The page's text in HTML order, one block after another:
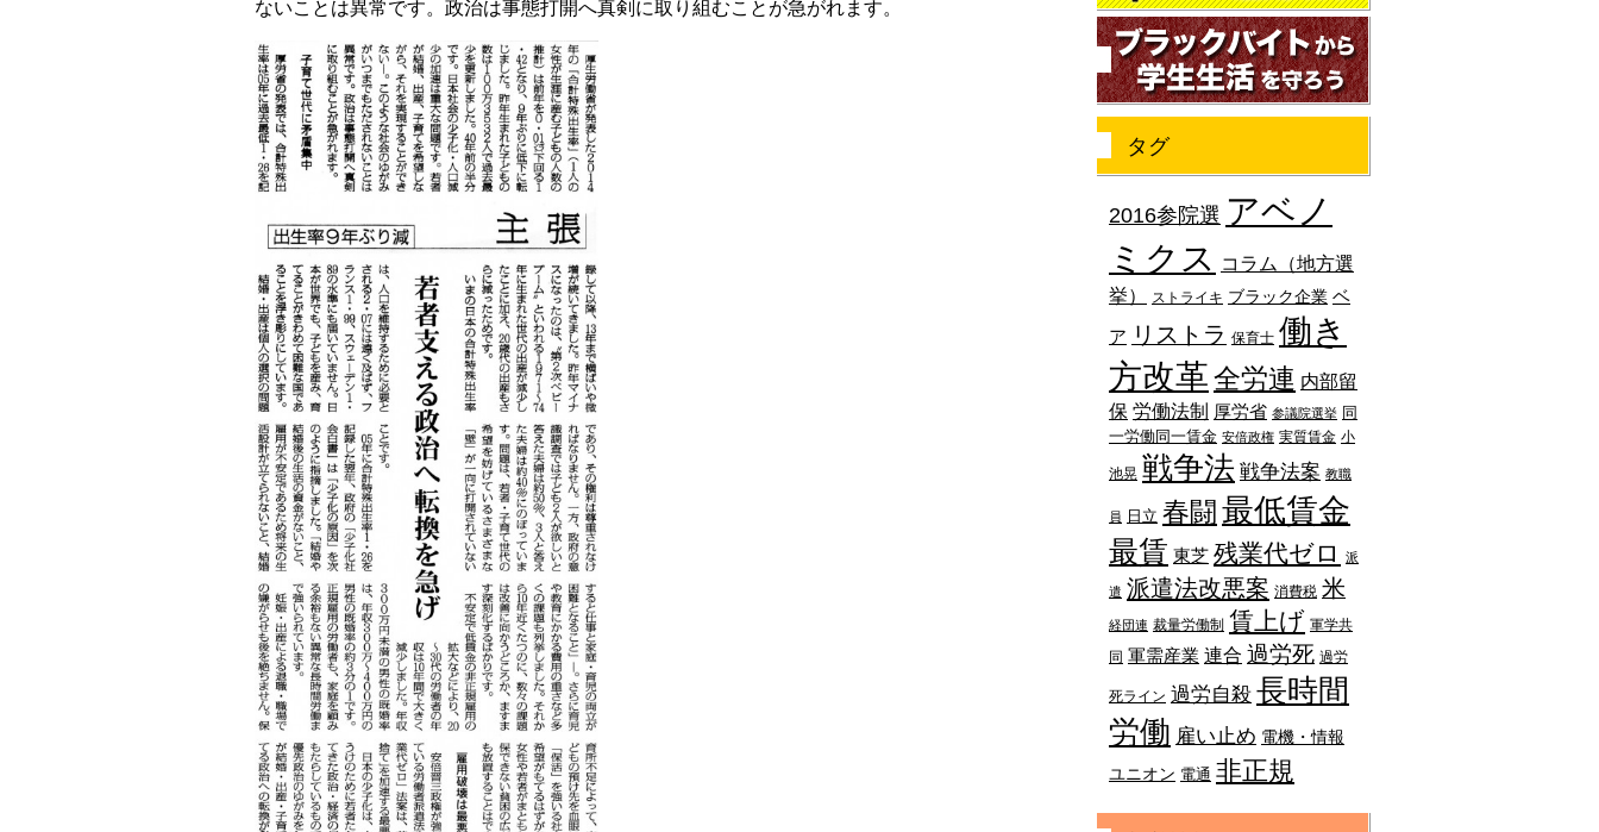
ないことは異常です。政治は事態打開へ真剣に取り組むことが急がれます。
タグ
2016参院選 アベノ
ミクス
コラム（地方選
挙）
ストライキ ブラック企業 ベ
ア リストラ 保育士 働き
方改革全労連 内部留
保 労働法制 厚労省 参議院選挙 同
一労働同一賃金 安倍政権 実質賃金 小
池晃 戦争法 戦争法案 教職
員 日立 春闘 最低賃金
最賃 東芝 残業代ゼロ 派
遣 派遣法改悪案 消費税 米
経団連 裁量労働制 賃上げ 軍学共
同 軍需産業 連合 過労死 過労
死ライン 過労自殺 長時間
労働 雇い止め 電機・情報
ユニオン 電通 非正規